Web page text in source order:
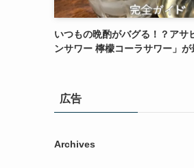
いつもの晩酌がバグる！？アサ
ンサワー 檸檬コーラサワー」
広告
Archives